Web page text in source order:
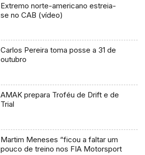
Extremo norte-americano estreia-
se no CAB (vídeo)
Carlos Pereira toma posse a 31 de
outubro
AMAK prepara Troféu de Drift e de
Trial
Martim Meneses “ficou a faltar um
pouco de treino nos FIA Motorsport